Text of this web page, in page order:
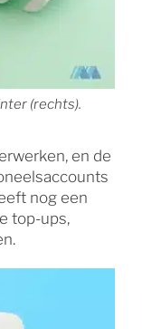
(rechts).
en de
nog een
top-ups,